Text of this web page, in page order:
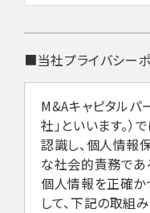
■当社プライバシー
M&Aキャピタルパ
社」といいます。
認識し、個人情報
な社会的責務であ
個人情報を正確か
して、下記の取組